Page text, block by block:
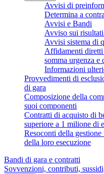
Avvisi di
Determina a
Avvisi e Bandi
Avviso sui
Avvisi sistema di
Affidamenti
somma urgenza
Informazioni
Provvedimenti di
di gara
Composizione della
suoi componenti
Contratti di acquisto di
superiore a 1 milione di
Resoconti della
della loro esecuzione
Bandi di gara e contratti
Sovvenzioni, contributi,